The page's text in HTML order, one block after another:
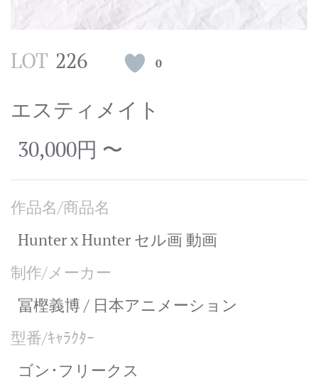
LOT 226 0
エスティメイト
30,000円 〜
作品名/商品名
Hunter x Hunter セル画 動画
制作/メーカー
冨樫義博 / 日本アニメーション
型番/ｷｬﾗｸﾀｰ
ゴン･フリークス